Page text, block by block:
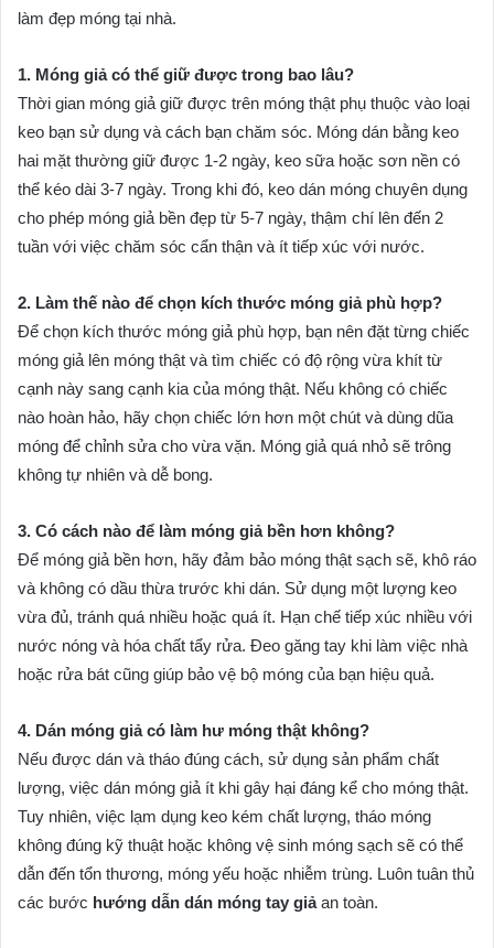
làm đẹp móng tại nhà.
1. Móng giả có thể giữ được trong bao lâu?
Thời gian móng giả giữ được trên móng thật phụ thuộc vào loại
keo bạn sử dụng và cách bạn chăm sóc. Móng dán bằng keo
hai mặt thường giữ được 1-2 ngày, keo sữa hoặc sơn nền có
thể kéo dài 3-7 ngày. Trong khi đó, keo dán móng chuyên dụng
cho phép móng giả bền đẹp từ 5-7 ngày, thậm chí lên đến 2
tuần với việc chăm sóc cẩn thận và ít tiếp xúc với nước.
2. Làm thế nào để chọn kích thước móng giả phù hợp?
Để chọn kích thước móng giả phù hợp, bạn nên đặt từng chiếc
móng giả lên móng thật và tìm chiếc có độ rộng vừa khít từ
cạnh này sang cạnh kia của móng thật. Nếu không có chiếc
nào hoàn hảo, hãy chọn chiếc lớn hơn một chút và dùng dũa
móng để chỉnh sửa cho vừa vặn. Móng giả quá nhỏ sẽ trông
không tự nhiên và dễ bong.
3. Có cách nào để làm móng giả bền hơn không?
Để móng giả bền hơn, hãy đảm bảo móng thật sạch sẽ, khô ráo
và không có dầu thừa trước khi dán. Sử dụng một lượng keo
vừa đủ, tránh quá nhiều hoặc quá ít. Hạn chế tiếp xúc nhiều với
nước nóng và hóa chất tẩy rửa. Đeo găng tay khi làm việc nhà
hoặc rửa bát cũng giúp bảo vệ bộ móng của bạn hiệu quả.
4. Dán móng giả có làm hư móng thật không?
Nếu được dán và tháo đúng cách, sử dụng sản phẩm chất
lượng, việc dán móng giả ít khi gây hại đáng kể cho móng thật.
Tuy nhiên, việc lạm dụng keo kém chất lượng, tháo móng
không đúng kỹ thuật hoặc không vệ sinh móng sạch sẽ có thể
dẫn đến tổn thương, móng yếu hoặc nhiễm trùng. Luôn tuân thủ
các bước hướng dẫn dán móng tay giảan toàn.